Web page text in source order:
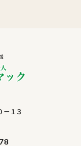
１３